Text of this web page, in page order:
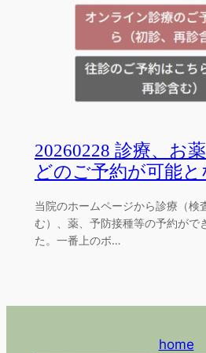
20260228 診療、お
どのご予約が可能と
当院のホームページから診療（検
む）、薬、予防接種等の予約がで
た。一番上のボ…
home